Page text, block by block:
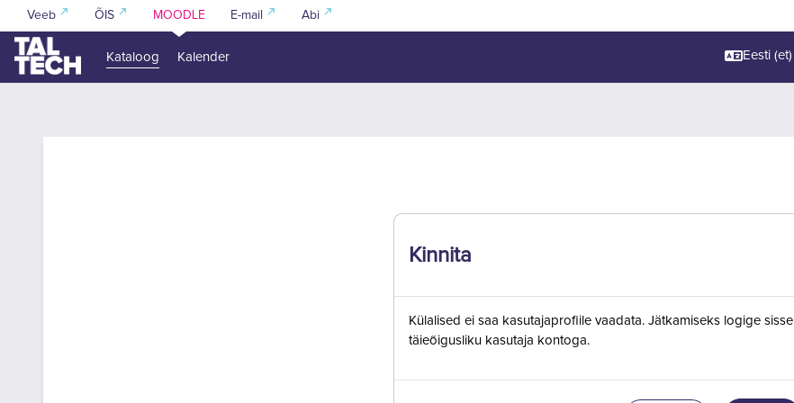
Jäta vahele peasisuni
Veeb ÕIS MOODLE E-mail Abi
Kataloog Kalender Eesti ‎(et)‎
Kinnita
Külalised ei saa kasutajaprofiile vaadata. Jätkamiseks logige sisse
täieõigusliku kasutaja kontoga.